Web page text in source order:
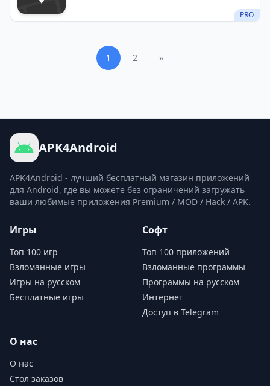
PRO
1 2 »
APK4Android
APK4Android - лучший бесплатный магазин приложений
для Android, где вы можете без ограничений загружать
ваши любимые приложения Premium / MOD / Hack / APK.
Игры
Топ 100 игр
Взломанные игры
Игры на русском
Бесплатные игры
Софт
Топ 100 приложений
Взломанные программы
Программы на русском
Интернет
Доступ в Telegram
О нас
О нас
Стол заказов